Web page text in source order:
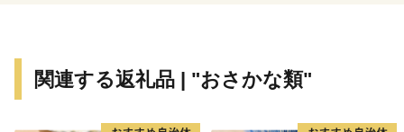
関連する返礼品 | "おさかな類"